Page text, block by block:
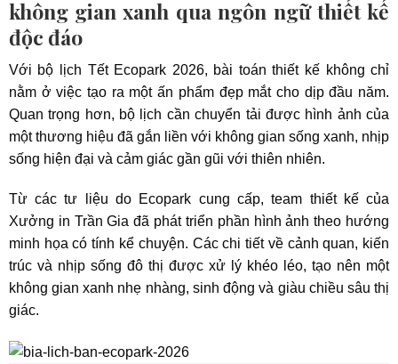
không gian xanh qua ngôn ngữ thiết kế
độc đáo
Với bộ lịch Tết Ecopark 2026, bài toán thiết kế không chỉ
nằm ở việc tạo ra một ấn phẩm đẹp mắt cho dịp đầu năm.
Quan trọng hơn, bộ lịch cần chuyển tải được hình ảnh của
một thương hiệu đã gắn liền với không gian sống xanh, nhịp
sống hiện đại và cảm giác gần gũi với thiên nhiên.
Từ các tư liệu do Ecopark cung cấp, team thiết kế của
Xưởng in Trần Gia đã phát triển phần hình ảnh theo hướng
minh họa có tính kể chuyện. Các chi tiết về cảnh quan, kiến
trúc và nhịp sống đô thị được xử lý khéo léo, tạo nên một
không gian xanh nhẹ nhàng, sinh động và giàu chiều sâu thị
giác.